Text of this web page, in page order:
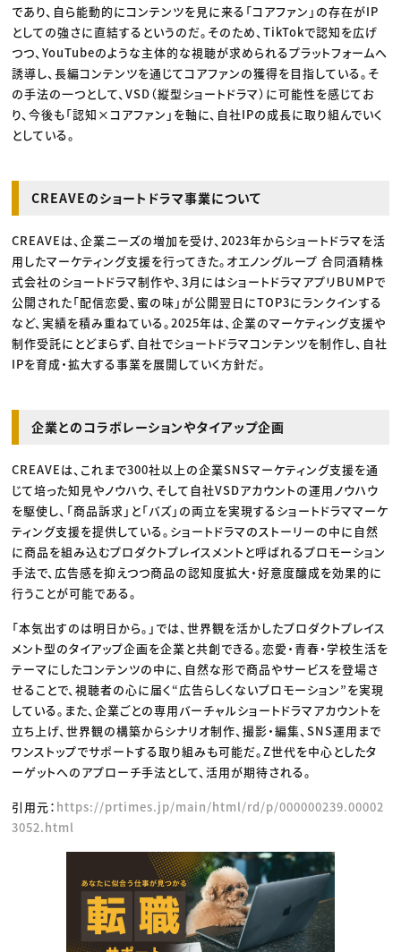
であり、自ら能動的にコンテンツを見に来る「コアファン」の存在がIP
としての強さに直結するというのだ。そのため、TikTokで認知を広げ
つつ、YouTubeのような主体的な視聴が求められるプラットフォームへ
誘導し、長編コンテンツを通じてコアファンの獲得を目指している。そ
の手法の一つとして、VSD（縦型ショートドラマ）に可能性を感じてお
り、今後も「認知×コアファン」を軸に、自社IPの成長に取り組んでいく
としている。
CREAVEのショートドラマ事業について
CREAVEは、企業ニーズの増加を受け、2023年からショートドラマを活
用したマーケティング支援を行ってきた。オエノングループ 合同酒精株
式会社のショートドラマ制作や、3月にはショートドラマアプリBUMPで
公開された「配信恋愛、蜜の味」が公開翌日にTOP3にランクインする
など、実績を積み重ねている。2025年は、企業のマーケティング支援や
制作受託にとどまらず、自社でショートドラマコンテンツを制作し、自社
IPを育成・拡大する事業を展開していく方針だ。
企業とのコラボレーションやタイアップ企画
CREAVEは、これまで300社以上の企業SNSマーケティング支援を通
じて培った知見やノウハウ、そして自社VSDアカウントの運用ノウハウ
を駆使し、「商品訴求」と「バズ」の両立を実現するショートドラママーケ
ティング支援を提供している。ショートドラマのストーリーの中に自然
に商品を組み込むプロダクトプレイスメントと呼ばれるプロモーション
手法で、広告感を抑えつつ商品の認知度拡大・好意度醸成を効果的に
行うことが可能である。
「本気出すのは明日から。」では、世界観を活かしたプロダクトプレイス
メント型のタイアップ企画を企業と共創できる。恋愛・青春・学校生活を
テーマにしたコンテンツの中に、自然な形で商品やサービスを登場さ
せることで、視聴者の心に届く“広告らしくないプロモーション”を実現
している。また、企業ごとの専用バーチャルショートドラマアカウントを
立ち上げ、世界観の構築からシナリオ制作、撮影・編集、SNS運用まで
ワンストップでサポートする取り組みも可能だ。Z世代を中心としたタ
ーゲットへのアプローチ手法として、活用が期待される。
引用元： https://prtimes.jp/main/html/rd/p/000000239.00002
3052.html